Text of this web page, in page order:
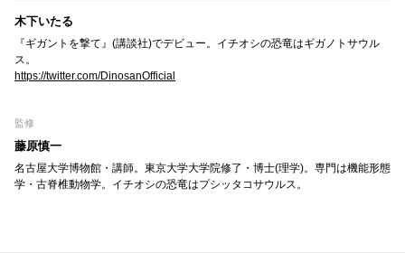
木下いたる
『ギガントを撃て』(講談社)でデビュー。イチオシの恐竜はギガノトサウル
ス。
https://twitter.com/DinosanOfficial
監修
藤原慎一
名古屋大学博物館・講師。東京大学大学院修了・博士(理学)。専門は機能形態
学・古脊椎動物学。イチオシの恐竜はプシッタコサウルス。